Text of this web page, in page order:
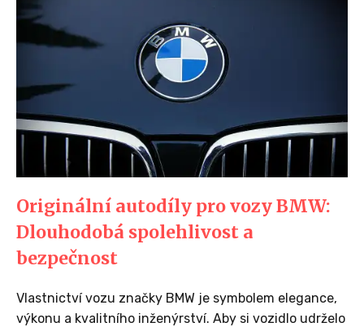
Originální autodíly pro vozy BMW:
Dlouhodobá spolehlivost a
bezpečnost
Vlastnictví vozu značky BMW je symbolem elegance,
výkonu a kvalitního inženýrství. Aby si vozidlo udrželo